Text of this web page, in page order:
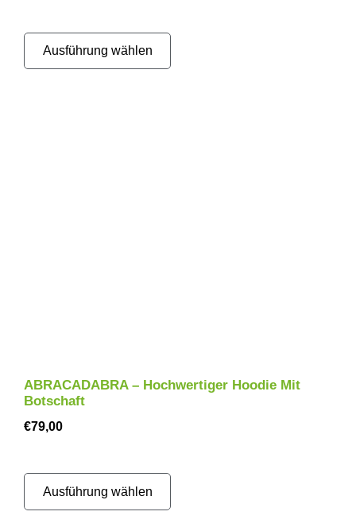
Ausführung wählen
ABRACADABRA – Hochwertiger Hoodie Mit
Botschaft
€79,00
Ausführung wählen